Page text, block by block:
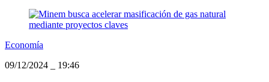
Economía
09/12/2024
19:46